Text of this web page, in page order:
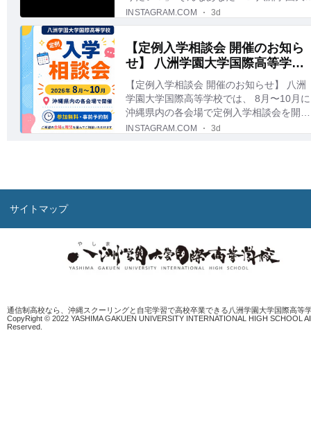
サイトマップ
通信制高校なら、沖縄スクーリングと自宅学習で高校卒業できる八洲学園大学国際高等
CopyRight © 2022 YASHIMA GAKUEN UNIVERSITY INTERNATIONAL HIGH SCHOOL
Reserved.